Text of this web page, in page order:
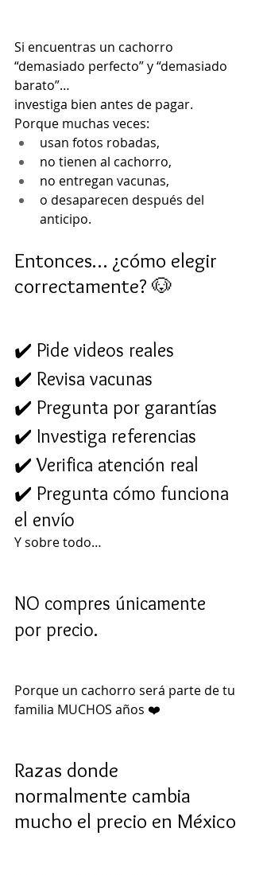
Si encuentras un cachorro
“demasiado perfecto” y “demasiado
barato”…
investiga bien antes de pagar.
Porque muchas veces:
usan fotos robadas,
no tienen al cachorro,
no entregan vacunas,
o desaparecen después del
anticipo.
Entonces… ¿cómo elegir
correctamente? 🐶
✔️ Pide videos reales
✔️ Revisa vacunas
✔️ Pregunta por garantías
✔️ Investiga referencias
✔️ Verifica atención real
✔️ Pregunta cómo funciona
el envío
Y sobre todo…
NO compres únicamente
por precio.
Porque un cachorro será parte de tu
familia MUCHOS años ❤️
Razas donde
normalmente cambia
mucho el precio en México